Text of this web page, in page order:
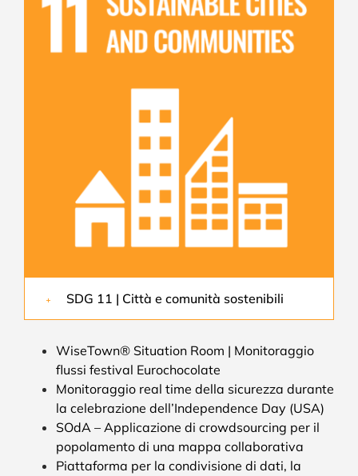
SDG 11 | Città e comunità sostenibili
WiseTown® Situation Room | Monitoraggio
flussi festival Eurochocolate
Monitoraggio real time della sicurezza durante
la celebrazione dell’Independence Day (USA)
SOdA – Applicazione di crowdsourcing per il
popolamento di una mappa collaborativa
Piattaforma per la condivisione di dati, la